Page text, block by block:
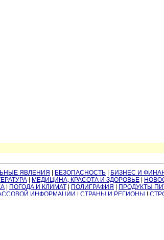
ЯВЛЕНИЯ БЕЗОПАСНОСТЬ БИЗНЕС И
МЕДИЦИНА, КРАСОТА И ЗДОРОВЬЕ
ПОГОДА И КЛИМАТ ПОЛИГРАФИЯ ПРОДУКТЫ
ИНФОРМАЦИИ | СТРАНЫ И РЕГИОНЫ |